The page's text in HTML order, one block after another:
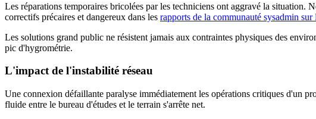
Les réparations temporaires bricolées par les techniciens ont aggravé la situation.
correctifs précaires et dangereux dans les rapports de la communauté sysadmin sur
Les solutions grand public ne résistent jamais aux contraintes physiques des
pic d'hygrométrie.
L'impact de l'instabilité réseau
Une connexion défaillante paralyse immédiatement les opérations critiques d'un
fluide entre le bureau d'études et le terrain s'arrête net.